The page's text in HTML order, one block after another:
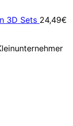
3D Sets 24,49€